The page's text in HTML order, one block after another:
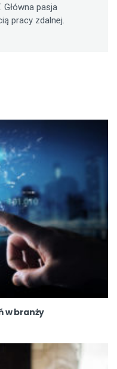
Główna pasja
pracy zdalnej.
w branży